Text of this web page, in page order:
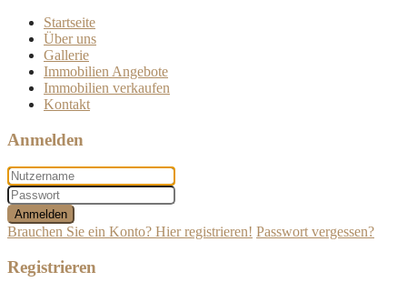
Startseite
Über uns
Gallerie
Immobilien Angebote
Immobilien verkaufen
Kontakt
Anmelden
Anmelden
Brauchen Sie ein Konto? Hier registrieren! Passwort vergessen?
Registrieren